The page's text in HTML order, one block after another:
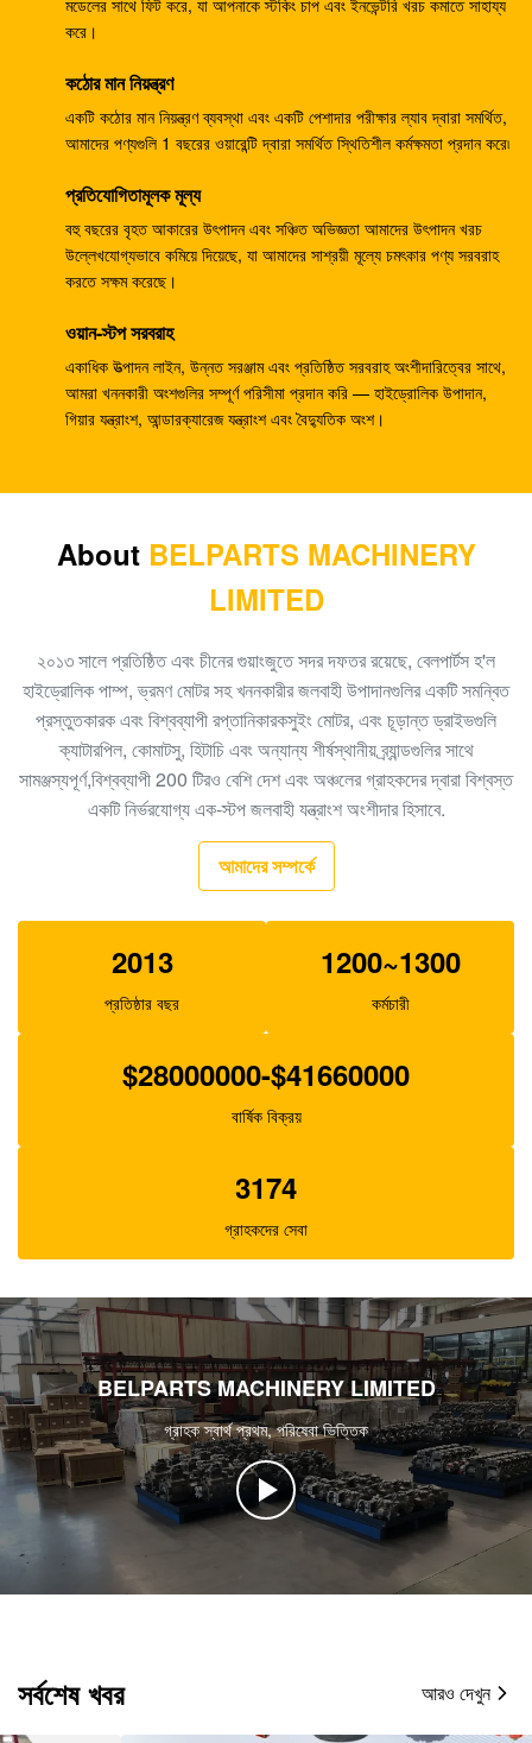
133-6907 জলবাহী র‌্যাম পাম্প, খননকারক E330B E345 এর জন্য
জলবাহী পাম্প
খননকারী জলবাহী প্রধান পাম্প DH370-9 370-9 গিয়ার পাম্প
DH370-7 370-7 K9005449 পাইলট পাম্প
গিয়ারবক্স হ্রাস
খননকারী PSVD2-17E জলবাহী র্যাম পাম্প PSVD2 EC35
VOE11806089 গিয়ার পাম্প
খননকারক E312V1 E312V2 ভ্রমণ হ্রাস 1107079 1107080
ভ্রমণ গিয়ারবক্স
খননকারক K1011413A ট্র্যাভেল গিয়ারবক্স DH258-7 DX260
DH255-5 DX255LC
খননকারী পাইলট পাম্প PC40-6 রাম পাম্প PC40 705-41-08010
প্রধান পাম্প
খননকারীর EC140B XCM150 ভ্রমণ গিয়ারবক্স MBEB170
VOE14573820 ভ্রমণ হ্রাস
খননকারীর EC460 পাইলট পাম্প হাইড্রোলিক গিয়ার পাম্প SA8230-
খননকারক SK140-8 SK140SR ট্র্যাভেল গিয়ারবক্স
বেলপার্টস এসবিএস 140 খননকারী পাইলট পাম্প E325C E324 200-
3343 এর জন্য
করে।
কঠোর মান নিয়ন্ত্রণ
একটি কঠোর মান নিয়ন্ত্রণ ব্যবস্থা এবং একটি পেশাদার পরীক্ষার ল্যাব দ্বারা সমর্থিত,
আমাদের পণ্যগুলি 1 বছরের ওয়ারেন্টি দ্বারা সমর্থিত স্থিতিশীল কর্মক্ষমতা প্রদান করে৷
প্রতিযোগিতামূলক মূল্য
বহু বছরের বৃহত আকারের উৎপাদন এবং সঞ্চিত অভিজ্ঞতা আমাদের উৎপাদন খরচ
উল্লেখযোগ্যভাবে কমিয়ে দিয়েছে, যা আমাদের সাশ্রয়ী মূল্যে চমৎকার পণ্য সরবরাহ
করতে সক্ষম করেছে।
ওয়ান-স্টপ সরবরাহ
একাধিক উত্পাদন লাইন, উন্নত সরঞ্জাম এবং প্রতিষ্ঠিত সরবরাহ অংশীদারিত্বের সাথে,
আমরা খননকারী অংশগুলির সম্পূর্ণ পরিসীমা প্রদান করি — হাইড্রোলিক উপাদান,
গিয়ার যন্ত্রাংশ, আন্ডারক্যারেজ যন্ত্রাংশ এবং বৈদ্যুতিক অংশ।
About BELPARTS MACHINERY
LIMITED
২০১৩ সালে প্রতিষ্ঠিত এবং চীনের গুয়াংজুতে সদর দফতর রয়েছে, বেলপার্টস হ'ল
হাইড্রোলিক পাম্প, ভ্রমণ মোটর সহ খননকারীর জলবাহী উপাদানগুলির একটি সমন্বিত
প্রস্তুতকারক এবং বিশ্বব্যাপী রপ্তানিকারকসুইং মোটর, এবং চূড়ান্ত ড্রাইভগুলি
ক্যাটারপিল, কোমাটসু, হিটাচি এবং অন্যান্য শীর্ষস্থানীয় ব্র্যান্ডগুলির সাথে
সামঞ্জস্যপূর্ণ,বিশ্বব্যাপী 200 টিরও বেশি দেশ এবং অঞ্চলের গ্রাহকদের দ্বারা বিশ্বস্ত
একটি নির্ভরযোগ্য এক-স্টপ জলবাহী যন্ত্রাংশ অংশীদার হিসাবে.
আমাদের সম্পর্কে
2013
প্রতিষ্ঠার বছর
1200~1300
কর্মচারী
$28000000-$41660000
বার্ষিক বিক্রয়
3174
গ্রাহকদের সেবা
BELPARTS MACHINERY LIMITED
গ্রাহক স্বার্থ প্রথম, পরিষেবা ভিত্তিক
সর্বশেষ খবর আরও দেখুন